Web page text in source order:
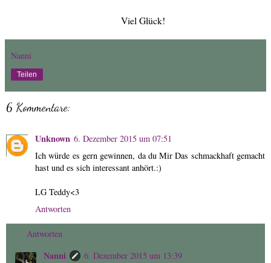
Viel Glück!
Nanni
Teilen
6 Kommentare:
Unknown 6. Dezember 2015 um 07:51
Ich würde es gern gewinnen, da du Mir Das schmackhaft gemacht
hast und es sich interessant anhört.:)
LG Teddy<3
Antworten
Antworten
Nanni
6. Dezember 2015 um 13:39